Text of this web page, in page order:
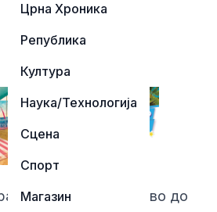
Црна Хроника
Република
Култура
Наука/Технологија
Сцена
Спорт
Магазин
длабоко сочувство до